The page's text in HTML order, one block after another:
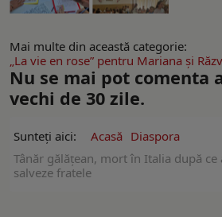
Mai multe din această categorie:
„La vie en rose” pentru Mariana şi
Nu se mai pot comenta
vechi de 30 zile.
Sunteți aici: Acasă Diaspora
Tânăr gălățean, mort în Italia după ce
salveze fratele